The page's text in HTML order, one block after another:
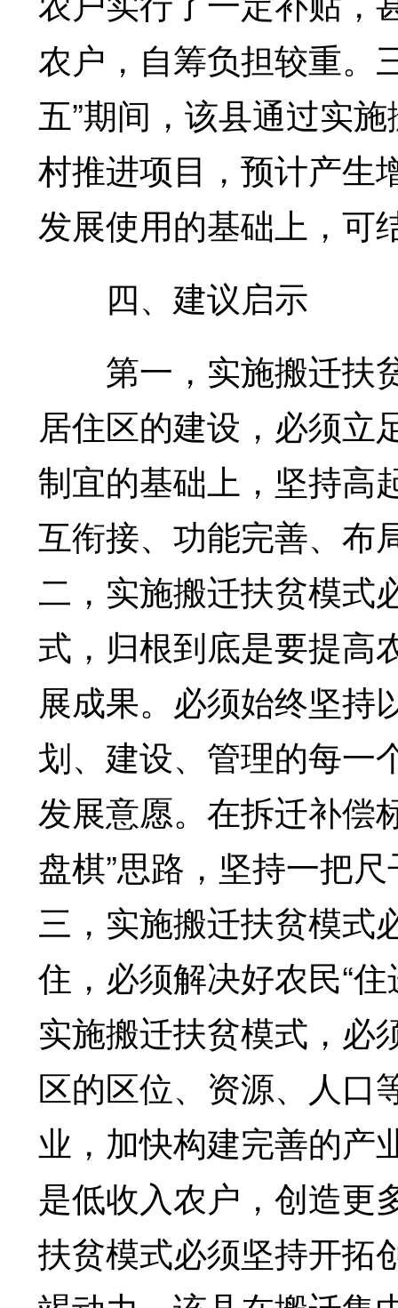
农户，自筹负担较重。
五”期间，该县通过实
村推进项目，预计产生
发展使用的基础上，可
四、建议启示
第一，实施搬迁扶
居住区的建设，必须立
制宜的基础上，坚持高
互衔接、功能完善、布
二，实施搬迁扶贫模式
式，归根到底是要提高
展成果。必须始终坚持
划、建设、管理的每一
发展意愿。在拆迁补偿
盘棋”思路，坚持一把
三，实施搬迁扶贫模式
住，必须解决好农民“
实施搬迁扶贫模式，必
区的区位、资源、人口
业，加快构建完善的产
是低收入农户，创造更
扶贫模式必须坚持开拓